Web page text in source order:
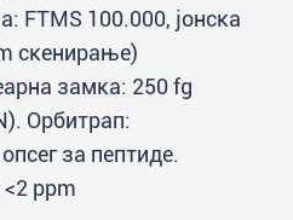
FTMS 100.000, јонска
скенирање)
замка: 250 fg
Орбитрап:
за пептиде.
ppm